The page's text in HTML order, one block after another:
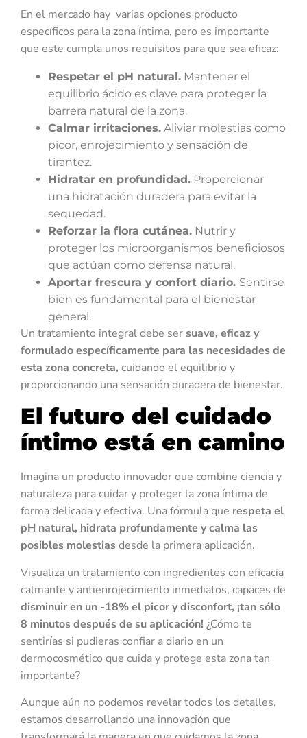
En el mercado hay varias opciones producto
específicos para la zona íntima, pero es importante
que este cumpla unos requisitos para que sea eficaz:
Respetar el pH natural. Mantener el
equilibrio ácido es clave para proteger la
barrera natural de la zona.
Calmar irritaciones. Aliviar molestias como
picor, enrojecimiento y sensación de
tirantez.
Hidratar en profundidad. Proporcionar
una hidratación duradera para evitar la
sequedad.
Reforzar la flora cutánea. Nutrir y
proteger los microorganismos beneficiosos
que actúan como defensa natural.
Aportar frescura y confort diario. Sentirse
bien es fundamental para el bienestar
general.
Un tratamiento integral debe ser suave, eficaz y
formulado específicamente para las necesidades de
esta zona concreta, cuidando el equilibrio y
proporcionando una sensación duradera de bienestar.
El futuro del cuidado
íntimo está en camino
Imagina un producto innovador que combine ciencia y
naturaleza para cuidar y proteger la zona íntima de
forma delicada y efectiva. Una fórmula que respeta el
pH natural, hidrata profundamente y calma las
posibles molestiasdesde la primera aplicación.
Visualiza un tratamiento con ingredientes con eficacia
calmante y antienrojecimiento inmediatos, capaces de
disminuir en un -18% el picor y disconfort, ¡tan sólo
8 minutos después de su aplicación! ¿Cómo te
sentirías si pudieras confiar a diario en un
dermocosmético que cuida y protege esta zona tan
importante?
Aunque aún no podemos revelar todos los detalles,
estamos desarrollando una innovación que